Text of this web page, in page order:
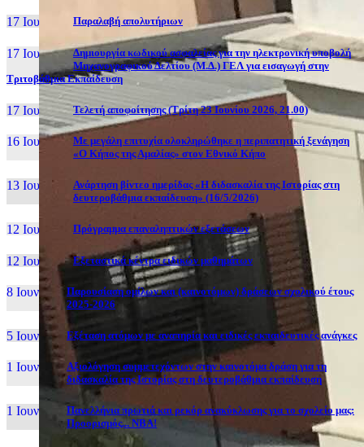
17 Ιουν, 26 Παραλαβή απολυτήριων
17 Ιουν, 26
Δημιουργία κωδικού ασφαλείας για την ηλεκτρονική υποβολή
Μηχανογραφικού Δελτίου (Μ.Δ.) ΓΕΛ για εισαγωγή στην
Τριτοβάθμια Εκπαίδευση
17 Ιουν, 26 Τελετή αποφοίτησης (Τρίτη 23 Ιουνίου 2026, 21.00)
16 Ιουν, 26
Με μεγάλη επιτυχία ολοκληρώθηκε η περιπατητική ξενάγηση
«Ο Κήπος της Αμαλίας» στον Εθνικό Κήπο
13 Ιουν, 26
Ανάρτηση βίντεο ημερίδας «Η διδασκαλία της Ιστορίας στη
δευτεροβάθμια εκπαίδευση» (16/5/2026)
12 Ιουν, 26 Πρόγραμμα επαναληπτικών εξετάσεων
12 Ιουν, 26 Εξεταστικά κέντρα ειδικών μαθημάτων
8 Ιουν, 26
Παρουσίαση ομίλων και (καινοτόμων) δράσεων σχολικού έτους
2025-2026
5 Ιουν, 26 Εξέταση ατόμων με αναπηρία και ειδικές εκπαιδευτικές ανάγκες
1 Ιουν, 26
Αξιολόγηση συμμετεχόντων στην καινοτόμα δράση για τη
διδασκαλία της Ιστορίας στη δευτεροβάθμια εκπαίδευση
1 Ιουν, 26
Πανελλήνια πρωτιά και ρεκόρ ανακύκλωσης για το σχολείο μας:
Προορισμός... NBA!